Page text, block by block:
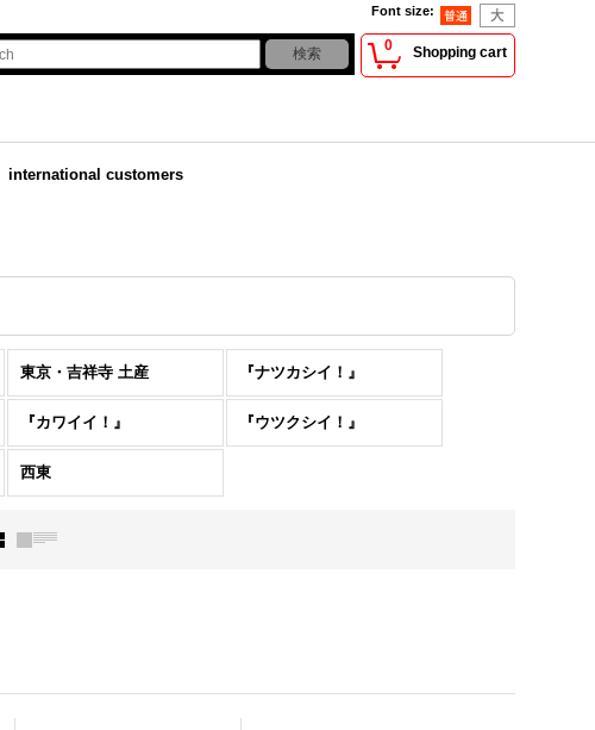
Font size:
0 Shopping cart
international customers
東京・吉祥寺 土産 『ナツカシイ！』
『カワイイ！』 『ウツクシイ！』
西東